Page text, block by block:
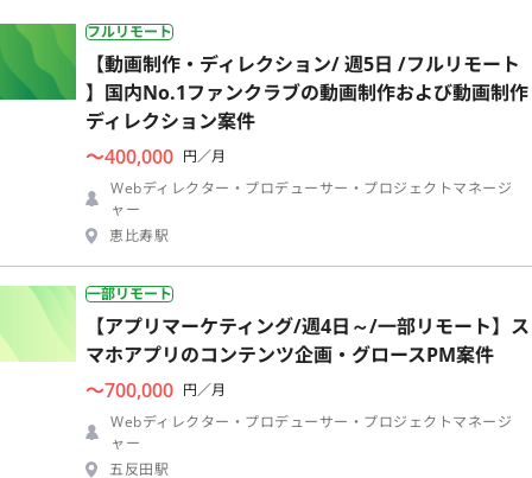
フルリモート
【動画制作・ディレクション/ 週5日 /フルリモート
】国内No.1ファンクラブの動画制作および動画制作
ディレクション案件
〜400,000 円／月
Webディレクター・プロデューサー・プロジェクトマネージ
ャー
恵比寿駅
一部リモート
【アプリマーケティング/週4日～/一部リモート】ス
マホアプリのコンテンツ企画・グロースPM案件
〜700,000 円／月
Webディレクター・プロデューサー・プロジェクトマネージ
ャー
五反田駅